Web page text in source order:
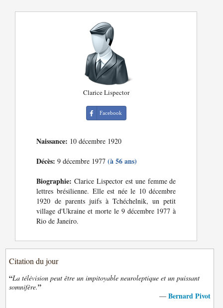
Clarice Lispector
Facebook
Naissance: 10 décembre 1920
Décès: 9 décembre 1977(à 56 ans)
Biographie: Clarice Lispector est une femme de
lettres brésilienne. Elle est née le 10 décembre
1920 de parents juifs à Tchéchelnik, un petit
village d'Ukraine et morte le 9 décembre 1977 à
Rio de Janeiro.
Citation du jour
“La télévision peut être un impitoyable neuroleptique et un puissant
somnifère.”
— Bernard Pivot